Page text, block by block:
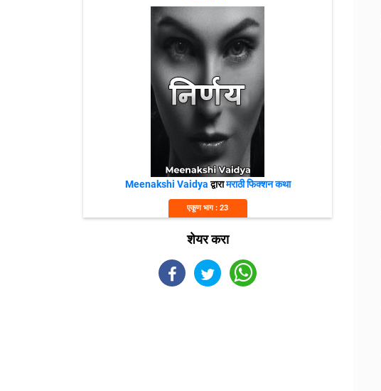
Meenakshi Vaidyaद्वारामराठी फिक्शन कथा
एकूण भाग : 23
शेयर करा